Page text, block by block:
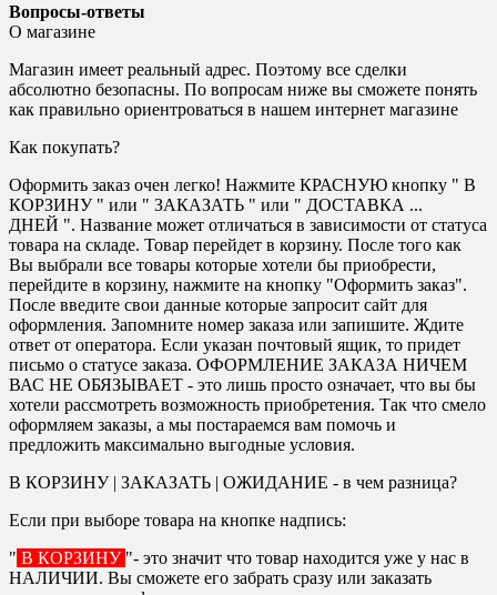
Вопросы-ответы
О магазине
Магазин имеет реальный адрес. Поэтому все сделки
абсолютно безопасны. По вопросам ниже вы сможете понять
как правильно ориентроваться в нашем интернет магазине
Как покупать?
Оформить заказ очен легко! Нажмите КРАСНУЮ кнопку " В
КОРЗИНУ " или " ЗАКАЗАТЬ " или " ДОСТАВКА ...
ДНЕЙ ". Название может отличаться в зависимости от статуса
товара на складе. Товар перейдет в корзину. После того как
Вы выбрали все товары которые хотели бы приобрести,
перейдите в корзину, нажмите на кнопку "Оформить заказ".
После введите свои данные которые запросит сайт для
оформления. Запомните номер заказа или запишите. Ждите
ответ от оператора. Если указан почтовый ящик, то придет
письмо о статусе заказа. ОФОРМЛЕНИЕ ЗАКАЗА НИЧЕМ
ВАС НЕ ОБЯЗЫВАЕТ - это лишь просто означает, что вы бы
хотели рассмотреть возможность приобретения. Так что смело
оформляем заказы, а мы постараемся вам помочь и
предложить максимально выгодные условия.
В КОРЗИНУ | ЗАКАЗАТЬ | ОЖИДАНИЕ - в чем разница?
Если при выборе товара на кнопке надпись:
" В КОРЗИНУ "- это значит что товар находится уже у нас в
НАЛИЧИИ. Вы сможете его забрать сразу или заказать